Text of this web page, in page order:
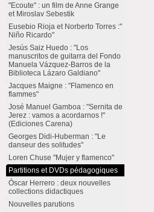
"Ecoute" : un film de Anne Grange
et Miroslav Sebestik
Eusebio Rioja et Norberto Torres :"
Niño Ricardo"
Jesús Saiz Huedo : "Los
manuscritos de guitarra del Fondo
Manuela Vázquez-Barros de la
Biblioteca Lázaro Galdiano"
Jacques Maigne : "Flamenco en
flammes"
José Manuel Gamboa : "Sernita de
Jerez : vamos a acordarnos !"
(Ediciones Carena)
Georges Didi-Huberman : "Le
danseur des solitudes"
Loren Chuse "Mujer y flamenco"
Partitions et DVDs pédagogiques
Óscar Herrero : deux nouvelles
collections didactiques
Nouvelles parutions